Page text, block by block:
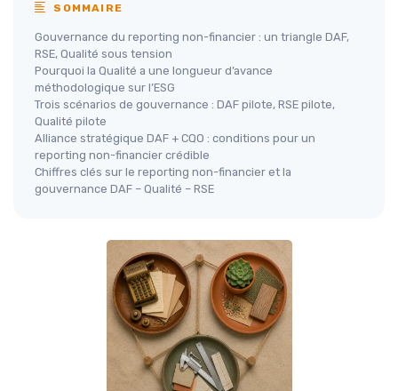
SOMMAIRE
Gouvernance du reporting non-financier : un triangle DAF,
RSE, Qualité sous tension
Pourquoi la Qualité a une longueur d’avance
méthodologique sur l’ESG
Trois scénarios de gouvernance : DAF pilote, RSE pilote,
Qualité pilote
Alliance stratégique DAF + CQO : conditions pour un
reporting non-financier crédible
Chiffres clés sur le reporting non-financier et la
gouvernance DAF – Qualité – RSE